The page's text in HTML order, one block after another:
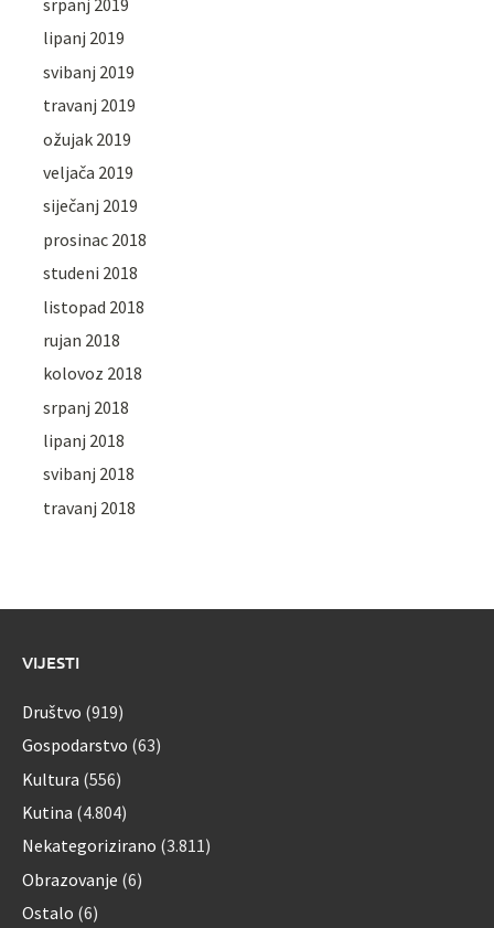
lipanj 2019
svibanj 2019
travanj 2019
ožujak 2019
veljača 2019
siječanj 2019
prosinac 2018
studeni 2018
listopad 2018
rujan 2018
kolovoz 2018
srpanj 2018
lipanj 2018
svibanj 2018
travanj 2018
VIJESTI
Društvo (919)
Gospodarstvo (63)
Kultura (556)
Kutina (4.804)
Nekategorizirano (3.811)
Obrazovanje (6)
Ostalo (6)